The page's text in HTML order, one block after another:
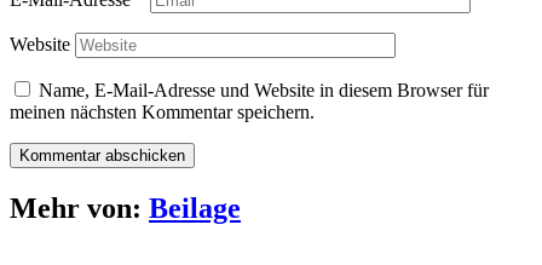
Website
Name, E-Mail-Adresse und Website in diesem Browser für
meinen nächsten Kommentar speichern.
Mehr von: Beilage